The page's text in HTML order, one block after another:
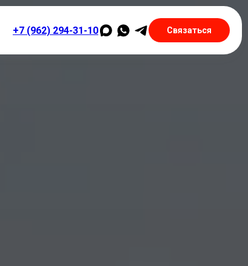
+7 (962) 294-31-10 Связаться